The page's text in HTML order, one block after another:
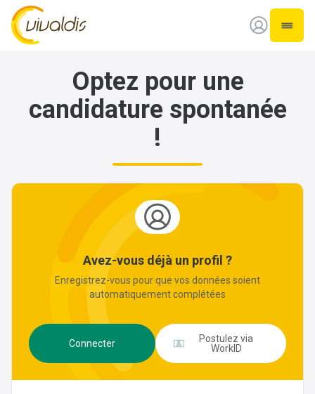
Vivaldis Interim
Ouvrir
Optez pour une
candidature spontanée
!
Avez-vous déjà un profil ?
Enregistrez-vous pour que vos données soient
automatiquement complétées
Connecter
Postulez via
WorkID